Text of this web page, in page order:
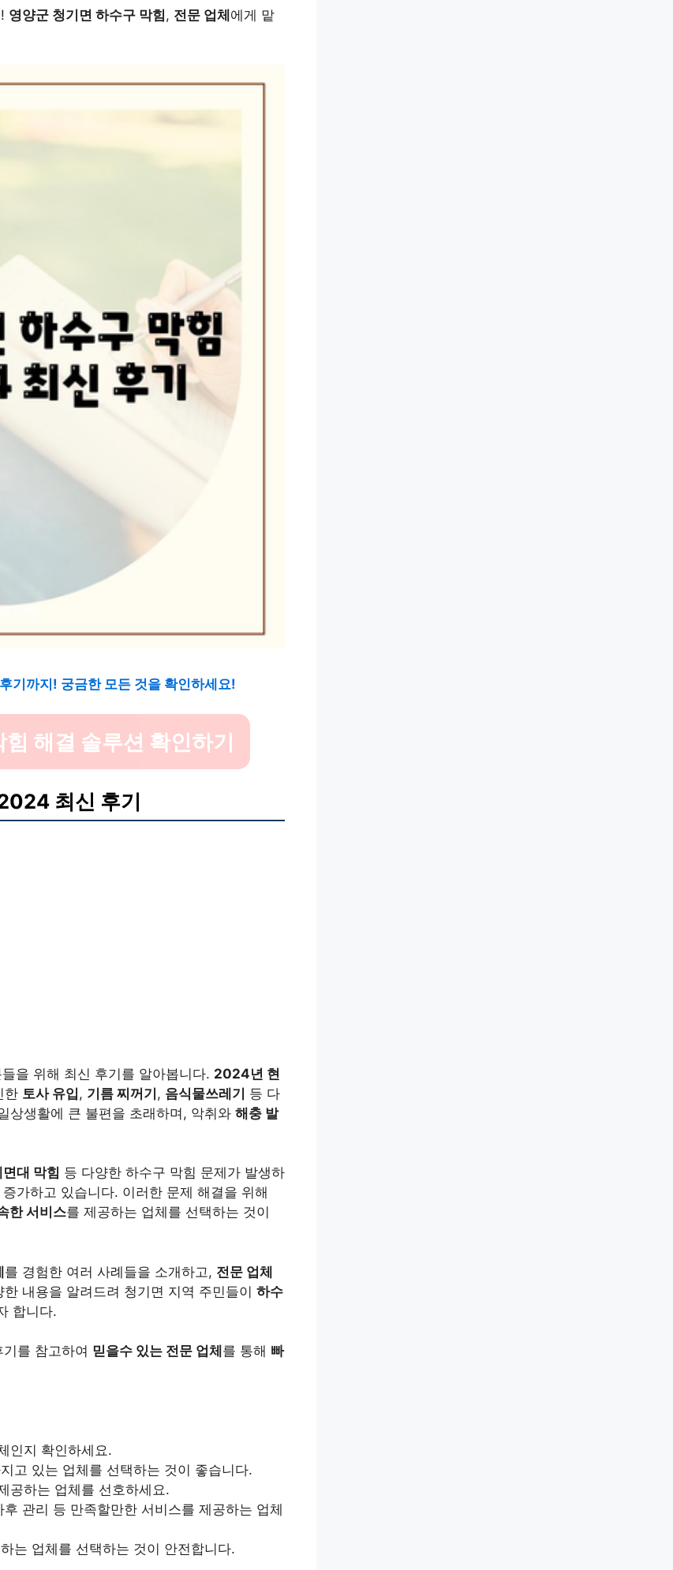
영양군 청기면 하수구 막힘, 전문 업체에게 맡
기까지! 궁금한 모든 것을 확인하세요!
해결 솔루션 확인하기
최신 후기
을 위해 최신 후기를 알아봅니다. 2024년 현
한 토사 유입, 기름 찌꺼기, 음식물쓰레기 등 다
상생활에 큰 불편을 초래하며, 악취와 해충 발
면대 막힘 등 다양한 하수구 막힘 문제가 발생하
가하고 있습니다. 이러한 문제 해결을 위해
한 서비스를 제공하는 업체를 선택하는 것이
를 경험한 여러 사례들을 소개하고, 전문 업체
내용을 알려드려 청기면 지역 주민들이 하수
합니다.
기를 참고하여 믿을수 있는 전문 업체 를 통해 빠
인지 확인하세요.
고 있는 업체를 선택하는 것이 좋습니다.
공하는 업체를 선호하세요.
관리 등 만족할만한 서비스를 제공하는 업체
는 업체를 선택하는 것이 안전합니다.